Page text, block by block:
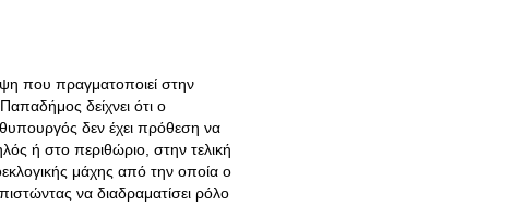
που πραγματοποιεί στην
δείχνει ότι ο
δεν έχει πρόθεση να
ή στο περιθώριο, στην τελική
μάχης από την οποία ο
να διαδραματίσει ρόλο